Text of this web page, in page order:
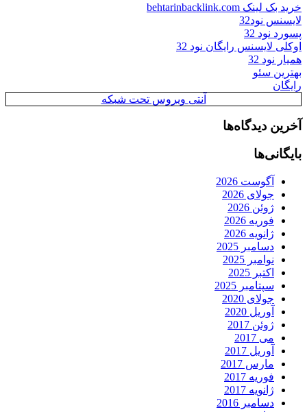
خرید بک لینک behtarinbacklink.com
لایسنس نود32
پسورد نود 32
اوکلی لایسنس رایگان نود 32
همیار نود 32
بهترین سئو
رایگان
آنتی ویروس تحت شبکه
آخرین دیدگاه‌ها
بایگانی‌ها
آگوست 2026
جولای 2026
ژوئن 2026
فوریه 2026
ژانویه 2026
دسامبر 2025
نوامبر 2025
اکتبر 2025
سپتامبر 2025
جولای 2020
آوریل 2020
ژوئن 2017
می 2017
آوریل 2017
مارس 2017
فوریه 2017
ژانویه 2017
دسامبر 2016